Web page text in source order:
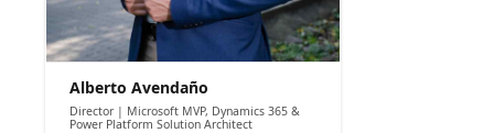
Alberto Avendaño
Director | Microsoft MVP, Dynamics 365 &
Power Platform Solution Architect